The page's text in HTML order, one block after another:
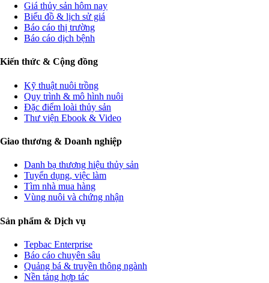
Giá thủy sản hôm nay
Biểu đồ & lịch sử giá
Báo cáo thị trường
Báo cáo dịch bệnh
Kiến thức & Cộng đồng
Kỹ thuật nuôi trồng
Quy trình & mô hình nuôi
Đặc điểm loài thủy sản
Thư viện Ebook & Video
Giao thương & Doanh nghiệp
Danh bạ thương hiệu thủy sản
Tuyển dụng, việc làm
Tìm nhà mua hàng
Vùng nuôi và chứng nhận
Sản phẩm & Dịch vụ
Tepbac Enterprise
Báo cáo chuyên sâu
Quảng bá & truyền thông ngành
Nền tảng hợp tác